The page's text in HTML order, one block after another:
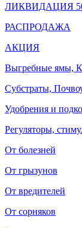
ЛИКВИДАЦИЯ
РАСПРОДАЖА
АКЦИЯ
Выгребные ямы,
Субстраты,
Удобрения и
Регуляторы,
От болезней
От грызунов
От вредителей
От сорняков